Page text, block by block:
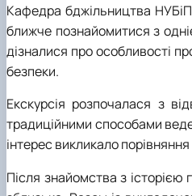
Кафедра бджільництва
ближче познайомитися з
дізналися про особливості
безпеки.
Екскурсія розпочалася з
традиційними способами
інтерес викликало
Після знайомства з історією